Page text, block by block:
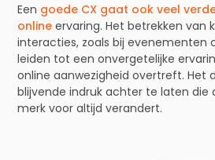
Een goede CX gaat ook veel
online ervaring. Het betrekken van
interacties, zoals bij evenementen
leiden tot een onvergetelijke
online aanwezigheid overtreft. Het
blijvende indruk achter te laten die
merk voor altijd verandert.